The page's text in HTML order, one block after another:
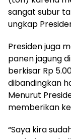
sangat subur
ungkap
Presiden juga
panen jagung
berkisar Rp
dibandingkan
Menurut
memberikan
“Saya kira